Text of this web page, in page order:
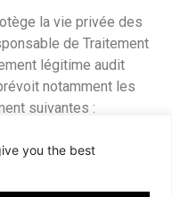
you the best
la vie privée des
de Traitement
légitime audit
notamment les
suivantes :
contrat ;
légale ;